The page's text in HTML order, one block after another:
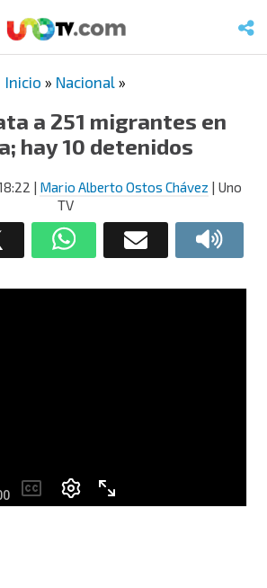
Inicio » Nacional »
a 251 migrantes en
hay 10 detenidos
| Mario Alberto Ostos Chávez | Uno
TV